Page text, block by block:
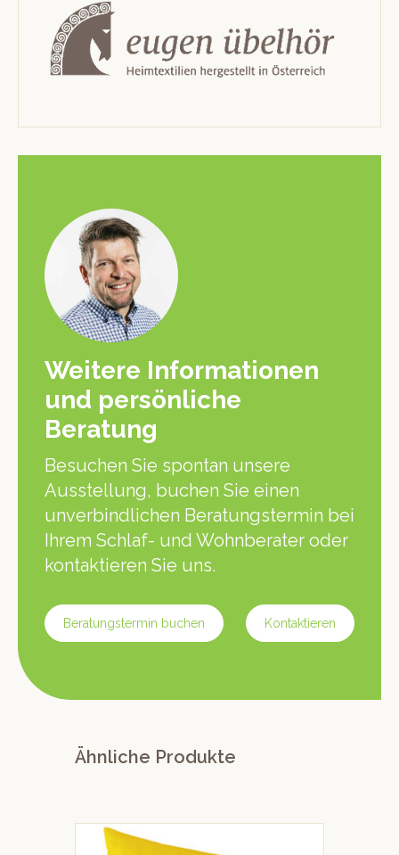
Weitere Informationen
und persönliche
Beratung
Besuchen Sie spontan unsere
Ausstellung, buchen Sie einen
unverbindlichen Beratungstermin bei
Ihrem Schlaf- und Wohnberater oder
kontaktieren Sie uns.
Beratungstermin buchen Kontaktieren
Ähnliche Produkte